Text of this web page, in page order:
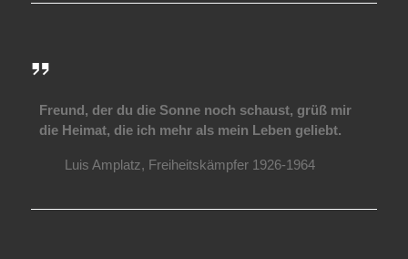
Freund, der du die Sonne noch schaust, grüß mir
die Heimat, die ich mehr als mein Leben geliebt.
Luis Amplatz, Freiheitskämpfer 1926-1964